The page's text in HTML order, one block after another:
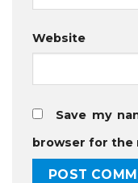
Website
Save my
browser for the